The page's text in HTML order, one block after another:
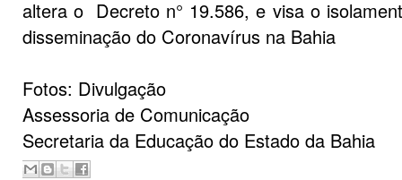
altera o Decreto n° 19.586, e visa o
disseminação do Coronavírus na Bahia
Fotos: Divulgação
Assessoria de Comunicação
Secretaria da Educação do Estado da Bahia